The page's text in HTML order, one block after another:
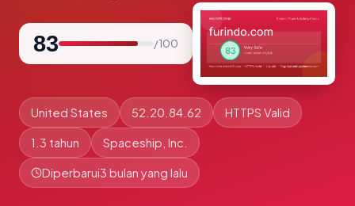
83 / 100
United States 52.20.84.62 HTTPS Valid
1.3 tahun Spaceship, Inc.
Diperbarui3 bulan yang lalu